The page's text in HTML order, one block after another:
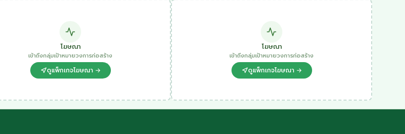
โฆษณา
เข้าถึงกลุ่มเป้าหมายวงการก่อสร้าง
ดูแพ็กเกจโฆษณา →
โฆษณา
เข้าถึงกลุ่มเป้าหมายวงการก่อสร้าง
ดูแพ็กเกจโฆษณา →